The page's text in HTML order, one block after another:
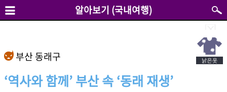
알아보기 (국내여행)
부산 동래구
‘역사와 함께’ 부산 속 ‘동래 재생’